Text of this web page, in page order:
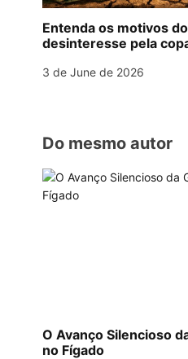
g
a
t
o
n
Entenda os motivos do
desinteresse pela
3 de June de 2026
Do mesmo autor
O Avanço Silencioso
no Fígado